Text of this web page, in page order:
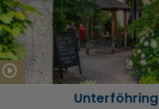
Unterföhring